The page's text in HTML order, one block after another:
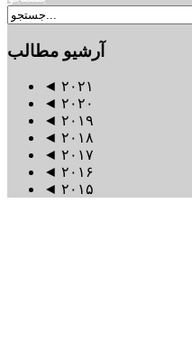
آرشیو مطالب
◄ ۲۰۲۱
◄ ۲۰۲۰
◄ ۲۰۱۹
◄ ۲۰۱۸
◄ ۲۰۱۷
◄ ۲۰۱۶
◄ ۲۰۱۵